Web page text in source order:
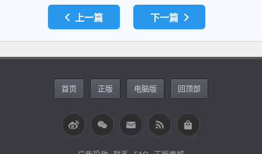
上一篇 下一篇
首页 正版 电脑版 回顶部